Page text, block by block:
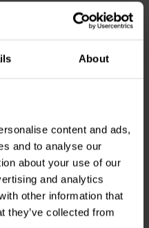
About
content and ads,
and to analyse our
about your use of our
and analytics
other information that
they’ve collected from
sistemi HVAC
di questi